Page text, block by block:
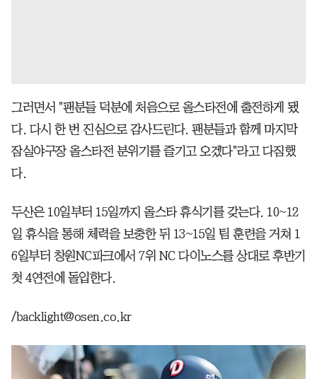
그러면서 "팬분들 덕분에 처음으로 올스타전에 출전하게 됐
다. 다시 한 번 진심으로 감사드린다. 팬분들과 함께 마지막
잠실야구장 올스타전 분위기를 즐기고 오겠다"라고 다짐했
다.
두산은 10일부터 15일까지 올스타 휴식기를 갖는다. 10~12
일 휴식을 통해 체력을 보충한 뒤 13~15일 팀 훈련을 거쳐 1
6일부터 창원NC파크에서 7위 NC 다이노스를 상대로 후반기
첫 4연전에 돌입한다.
/backlight@osen.co.kr